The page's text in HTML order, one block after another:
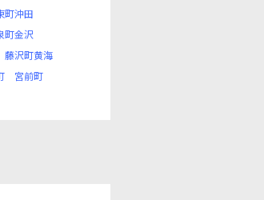
町沖田
町金沢
藤沢町黄海
宮前町